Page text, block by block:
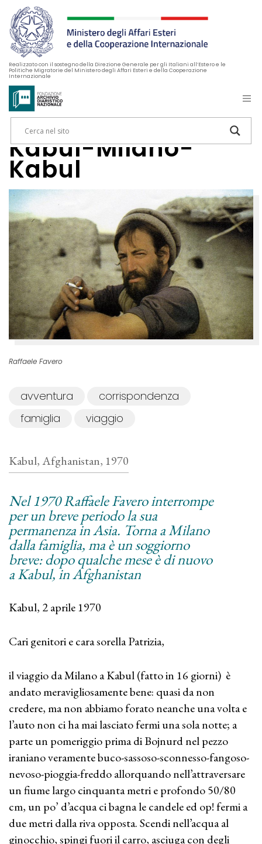
Realizzato con il sostegno della Direzione Generale per gli Italiani all’Estero e le
Politiche Migratorie del Ministero degli Affari Esteri e della Cooperazione
Internazionale
Kabul-Milano-
Kabul
Raffaele Favero
avventura
corrispondenza
famiglia
viaggio
Kabul, Afghanistan, 1970
Nel 1970 Raffaele Favero interrompe
per un breve periodo la sua
permanenza in Asia. Torna a Milano
dalla famiglia, ma è un soggiorno
breve: dopo qualche mese è di nuovo
a Kabul, in Afghanistan
Kabul, 2 aprile 1970
Cari genitori e cara sorella Patrizia,
il viaggio da Milano a Kabul (fatto in 16 giorni) è
andato meravigliosamente bene: quasi da non
credere, ma non abbiamo forato neanche una volta e
l’auto non ci ha mai lasciato fermi una sola notte; a
parte un pomeriggio prima di Bojnurd nel pezzo
iraniano veramente buco-sassoso-sconnesso-fangoso-
nevoso-pioggia-freddo allorquando nell’attraversare
un fiume largo cinquanta metri e profondo 50/80
cm, un po’ d’acqua ci bagna le candele ed op! fermi a
due metri dalla riva opposta. Scendi nell’acqua al
ginocchio, spingi fuori il carro, asciuga con degli